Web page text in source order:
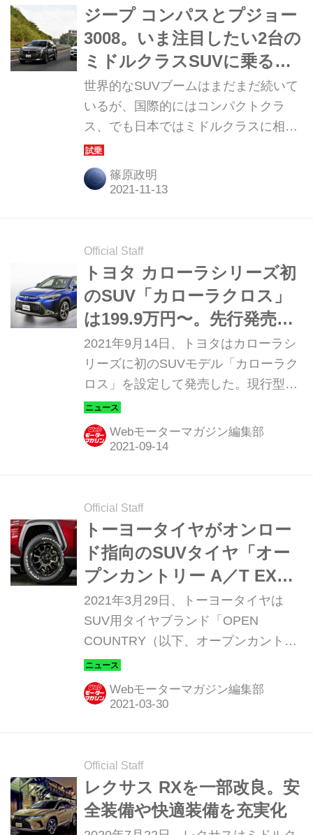
ジープ コンパスとプジョー
3008。いま注目したい2台の
ミドルクラスSUVに乗る
【試乗】
世界的なSUVブームはまだまだ続いて
いるが、国際的にはコンパクトクラ
ス、でも日本ではミドルクラスに相当
するSUV、ジープ コンパスとプジョー
3008。似た点も違った点も多い2台に
試乗してみた。
篠原政明
Official Staff
トヨタ カローラシリーズ初
のSUV「カローラクロス」
は199.9万円〜。先行発売の
タイ仕様と差別化も
2021年9月14日、トヨタはカローラシ
リーズに初のSUVモデル「カローラク
ロス」を設定して発売した。現行型の
日本仕様では、カローラ（セダン）、
カローラツーリング（ステーションワ
ゴン）、カローラスポーツ（ハッチバ
Webモーターマガジン編集部
Official Staff
トーヨータイヤがオンロー
ド指向のSUVタイヤ「オー
プンカントリー A／T EX」
を発売
2021年3月29日、トーヨータイヤは
SUV用タイヤブランド「OPEN
COUNTRY（以下、オープンカントリ
ー）」シリーズにおいて、オフロード
走行における優れたトラクション性能
を有しつつ、オンロード走行時での静
COUNTRY A／T EX（オープンカント
リー エーティー イーエックス）」
を、2021年5月より順次、国内で発売
すると発表した。
Webモーターマガジン編集部
Official Staff
レクサス RXを一部改良。安
全装備や快適装備を充実化